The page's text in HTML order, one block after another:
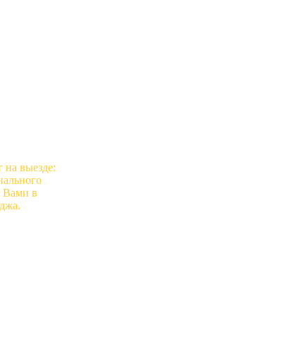
на выезде:
Вами в